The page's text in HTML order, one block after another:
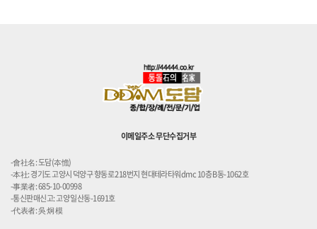
이메일주소 무단수집거부
-會社名: 도담(夲憺)
-本社: 경기도 고양시 덕양구 향동로 218번지 현대테라타워dmc 10층 B동-1062호
-事業者: 685-10-00998
-통신판매신고: 고양 일산동-1691호
-代表者: 吳 炯 模